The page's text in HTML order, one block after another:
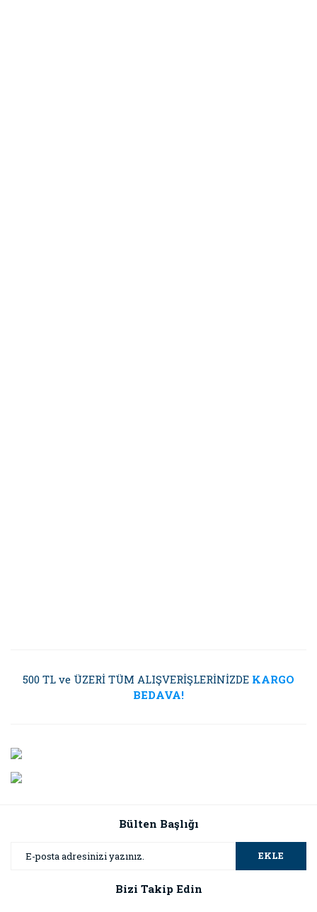
500 TL ve ÜZERİ TÜM ALIŞVERİŞLERİNİZDE KARGO
BEDAVA!
Bülten Başlığı
EKLE
Bizi Takip Edin